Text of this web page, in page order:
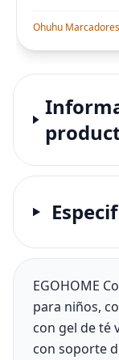
EGOHOME
para niños,
con gel de té
con soporte